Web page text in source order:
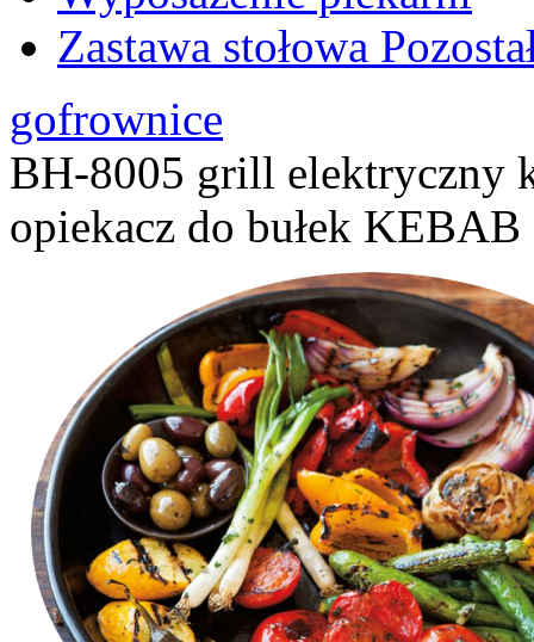
Zastawa stołowa
gofrownice
BH-8005 grill elektryczny
opiekacz do bułek KEBAB